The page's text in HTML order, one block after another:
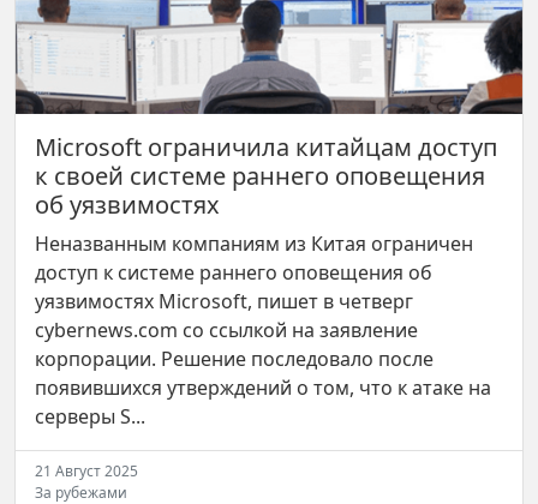
Microsoft ограничила китайцам доступ
к своей системе раннего оповещения
об уязвимостях
Неназванным компаниям из Китая ограничен
доступ к системе раннего оповещения об
уязвимостях Microsoft, пишет в четверг
cybernews.com со ссылкой на заявление
корпорации. Решение последовало поcле
появившихся утверждений о том, что к атаке на
серверы S...
21 Август 2025
За рубежами